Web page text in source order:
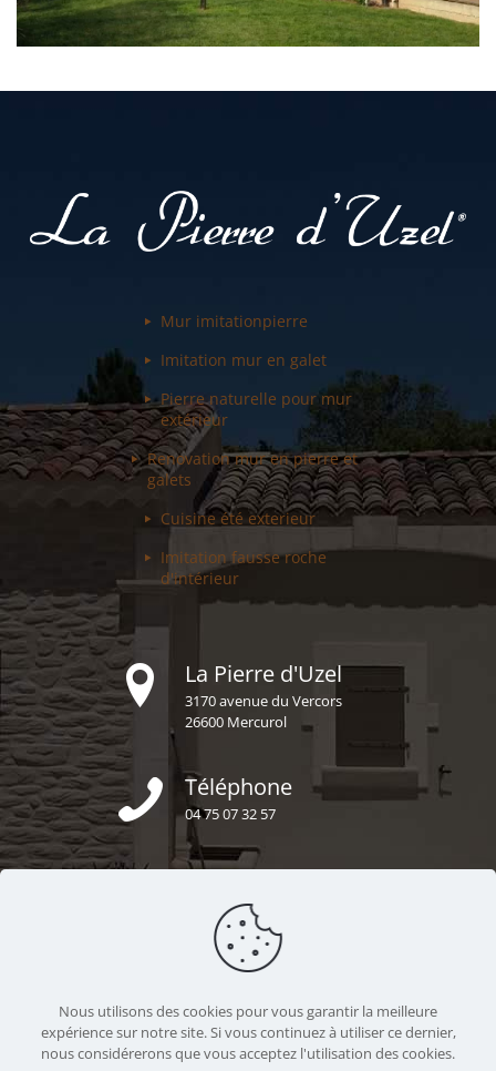
Mur imitationpierre
Imitation mur en galet
Pierre naturelle pourmur
extérieur
Renovation muren pierre et
galets
Cuisine été exterieur
Imitation fausseroche
d'intérieur
La Pierre d'Uzel
3170 avenue du Vercors
26600 Mercurol
Téléphone
04 75 07 32 57
E-mail
secretariat@uzel-construction.fr
Nous sommes ensemble
https://uzel-construction.fr
Nous utilisons des cookies pour vous garantir la meilleure
expérience sur notre site. Si vous continuez à utiliser ce dernier,
nous considérerons que vous acceptez l'utilisation des cookies.